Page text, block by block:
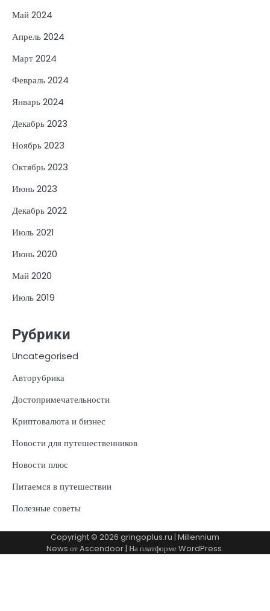
Май 2024
Апрель 2024
Март 2024
Февраль 2024
Январь 2024
Декабрь 2023
Ноябрь 2023
Октябрь 2023
Июнь 2023
Декабрь 2022
Июль 2021
Июнь 2020
Май 2020
Июль 2019
Рубрики
Uncategorised
Авторубрика
Достопримечательности
Криптовалюта и бизнес
Новости для путешественников
Новости плюс
Питаемся в путешествии
Полезные советы
Copyright © 2026 gringoplus.ru | Millennium
News отAscendoor | На платформеWordPress.